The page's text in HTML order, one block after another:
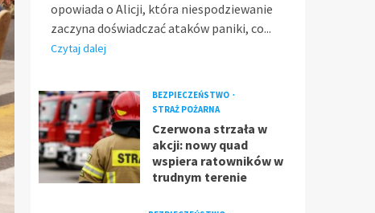
opowiada o Alicji, która niespodziewanie
zaczyna doświadczać ataków paniki, co...
Czytaj dalej
BEZPIECZEŃSTWO
STRAŻ POŻARNA
Czerwona strzała w
akcji: nowy quad
wspiera ratowników w
trudnym terenie